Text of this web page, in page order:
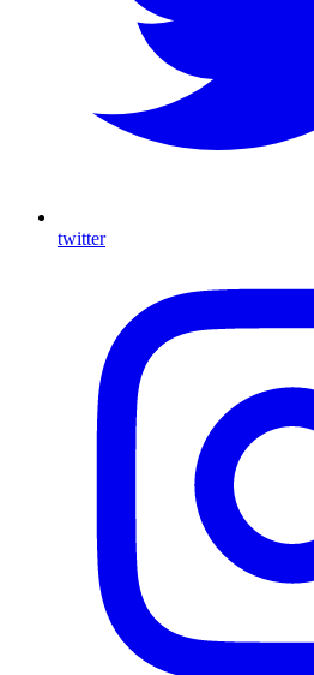
twitter